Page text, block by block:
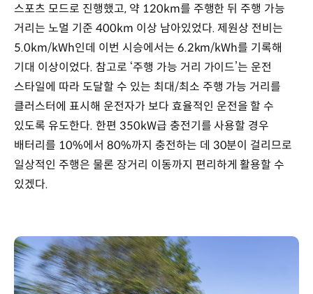
스포츠 모드로 진행했고, 약 120km를 주행한 뒤 주행 가능
거리는 노멀 기준 400km 이상 남아있었다. 제원상 전비는
5.0km/kWh인데 이번 시승에서는 6.2km/kWh를 기록해
기대 이상이었다. 참고로 ‘주행 가능 거리 가이드’는 운전
스타일에 따라 도달할 수 있는 최대/최소 주행 가능 거리를
클러스터에 표시해 운전자가 보다 효율적인 운전을 할 수
있도록 유도한다. 한편 350kW급 충전기를 사용할 경우
배터리를 10%에서 80%까지 충전하는 데 30분이 걸리므로
일상적인 주행은 물론 장거리 이동까지 편리하게 활용할 수
있겠다.